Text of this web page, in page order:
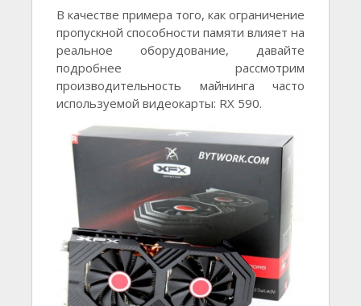
В качестве примера того, как ограничение
пропускной способности памяти влияет на
реальное оборудование, давайте
подробнее рассмотрим
производительность майнинга часто
используемой видеокарты: RX 590.